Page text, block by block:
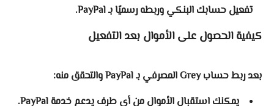
تفعيل حسابك البنكي وربطه رسميًا بـ PayPal.
كيفية الحصول على الأموال بعد التفعيل
بعد ربط حساب Grey المصرفي بـ PayPal والتحقق منه:
يمكنك استقبال الأموال من أي طرف يدعم خدمة PayPal.